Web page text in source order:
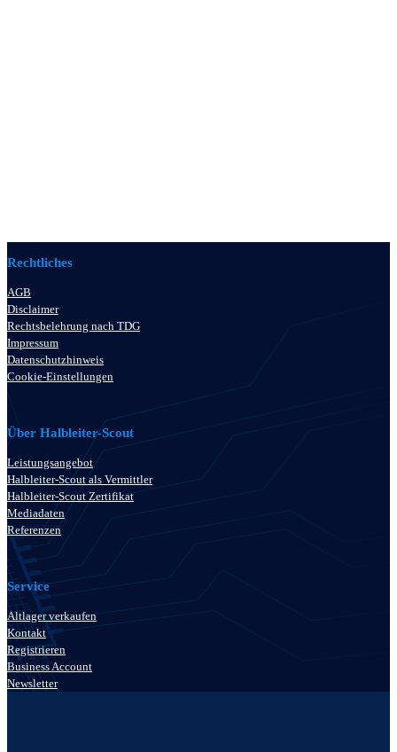
Rechtliches
AGB
Disclaimer
Rechtsbelehrung nach TDG
Impressum
Datenschutzhinweis
Cookie-Einstellungen
Über Halbleiter-Scout
Leistungsangebot
Halbleiter-Scout als Vermittler
Halbleiter-Scout Zertifikat
Mediadaten
Referenzen
Service
Altlager verkaufen
Kontakt
Registrieren
Business Account
Newsletter